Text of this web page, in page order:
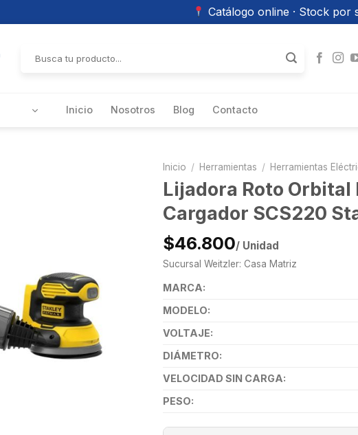
Catálogo online · Stock por
por:
Inicio Nosotros Blog Contacto
Inicio / Herramientas / Herramientas
Lijadora Roto
Cargador SCS220
$46.800/ Unidad
Sucursal Weitzler: Casa Matriz
MARCA:
MODELO:
VOLTAJE:
DIÁMETRO:
VELOCIDAD SIN CARGA:
PESO: